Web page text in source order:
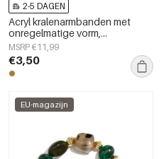
2-5 DAGEN
Acryl kralenarmbanden met
onregelmatige vorm,
eenvoudige, alledaagse serie,
damessieraden
MSRP €11,99
€3,50
EU-magazijn